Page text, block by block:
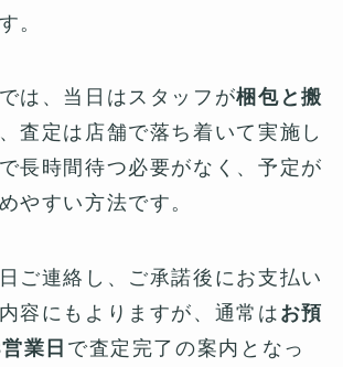
。
は、当日はスタッフが梱包と搬
査定は店舗で落ち着いて実施し
長時間待つ必要がなく、予定が
やすい方法です。
ご連絡し、ご承諾後にお支払い
容にもよりますが、通常は お預
業日 で査定完了の案内となっ